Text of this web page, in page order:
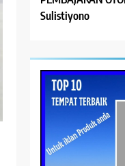
Sulistiyono